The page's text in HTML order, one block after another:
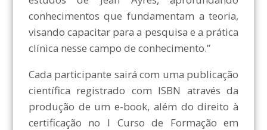
conhecimentos que fundamentam a teoria,
visando capacitar para a pesquisa e a prática
clínica nesse campo de conhecimento.”
Cada participante sairá com uma publicação
científica registrado com ISBN através da
produção de um e-book, além do direito à
certificação no I Curso de Formação em